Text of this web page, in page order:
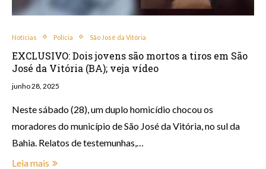
Notícias Polícia São José da Vitória
EXCLUSIVO: Dois jovens são mortos a tiros em São
José da Vitória (BA); veja vídeo
junho 28, 2025
Neste sábado (28), um duplo homicídio chocou os
moradores do município de São José da Vitória, no sul da
Bahia. Relatos de testemunhas,…
Leia mais